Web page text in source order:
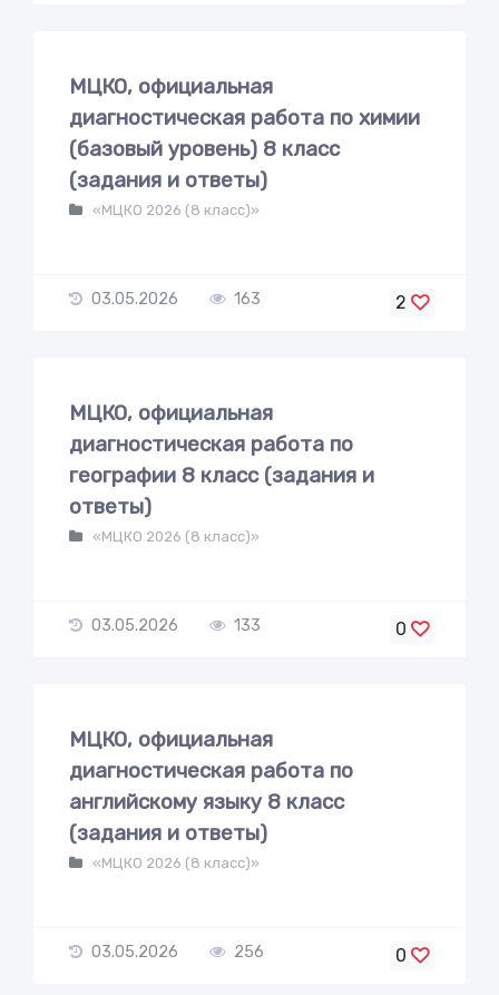
МЦКО, официальная
диагностическая работа по химии
(базовый уровень) 8 класс
(задания и ответы)
«МЦКО 2026 (8 класс)»
03.05.2026 163 2
МЦКО, официальная
диагностическая работа по
географии 8 класс (задания и
ответы)
«МЦКО 2026 (8 класс)»
03.05.2026 133 0
МЦКО, официальная
диагностическая работа по
английскому языку 8 класс
(задания и ответы)
«МЦКО 2026 (8 класс)»
03.05.2026 256 0